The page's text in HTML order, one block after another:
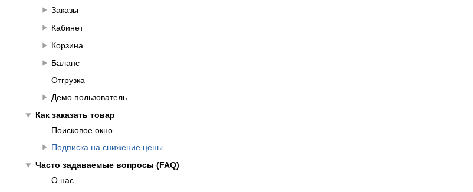
play_arrow Заказы
play_arrow Кабинет
play_arrow Корзина
play_arrow Баланс
Отгрузка
play_arrow Демо пользователь
play_arrow Как заказать товар
Поисковое окно
play_arrow Подписка на снижение цены
play_arrow Часто задаваемые вопросы (FAQ)
О нас